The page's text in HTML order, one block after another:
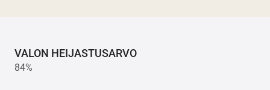
VALON HEIJASTUSARVO
84%